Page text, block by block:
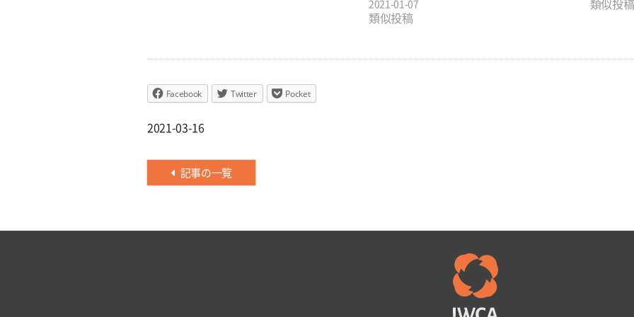
2021-01-07
類似投稿
類似投稿
Facebook Twitter Pocket
2021-03-16
記事の一覧